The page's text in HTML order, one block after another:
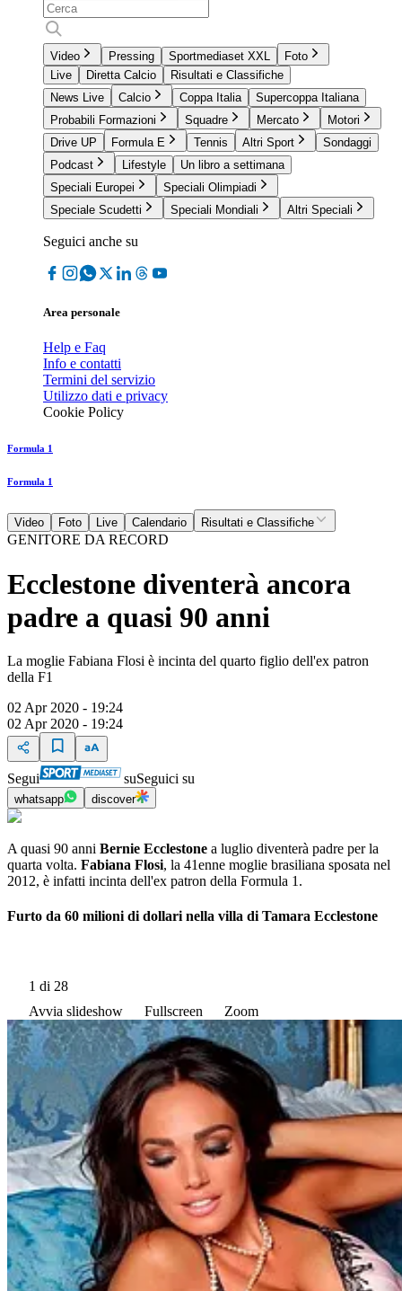
Video Pressing Sportmediaset XXL
Foto
Live
Diretta Calcio
Risultati e Classifiche
News Live
Calcio Coppa Italia
Supercoppa Italiana
Probabili Formazioni
Squadre Mercato
Motori
Drive UP
Formula E Tennis Altri Sport
Sondaggi
Podcast
Lifestyle
Un libro a settimana
Speciali Europei
Speciali Olimpiadi
Speciale Scudetti
Speciali Mondiali Altri Speciali
Seguici anche su
Area personale
Help e Faq
Info e contatti
Termini del servizio
Utilizzo dati e privacy
Cookie Policy
Formula 1
Formula 1
Video Foto Live Calendario Risultati e Classifiche
GENITORE DA RECORD
Ecclestone diventerà ancora
padre a quasi 90 anni
La moglie Fabiana Flosi è incinta del quarto figlio dell'ex patron
della F1
02 Apr 2020 - 19:24
02 Apr 2020 - 19:24
Segui suSeguici su
whatsapp discover
A quasi 90 anni Bernie Ecclestone a luglio diventerà padre per la
quarta volta. Fabiana Flosi, la 41enne moglie brasiliana sposata nel
2012, è infatti incinta dell'ex patron della Formula 1.
Furto da 60 milioni di dollari nella villa di Tamara Ecclestone
1 di 28
Avvia slideshow
Fullscreen Zoom